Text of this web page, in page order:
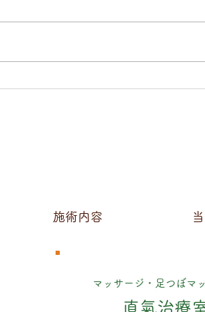
中島みゆき「十二月」
施術内容
マッサージ・足つぼマ
直氣治療